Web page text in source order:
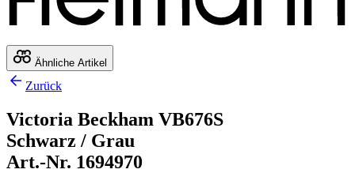
Ähnliche Artikel
Zurück
Victoria Beckham VB676S
Schwarz / Grau
Art.-Nr. 1694970